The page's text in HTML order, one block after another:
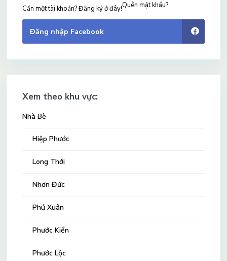
Cần một tài khoản? Đăng ký ở đây!Quên mật khẩu?
Đăng nhập Facebook
Xem theo khu vực:
Nhà Bè
Hiệp Phước
Long Thới
Nhơn Đức
Phú Xuân
Phước Kiển
Phước Lộc